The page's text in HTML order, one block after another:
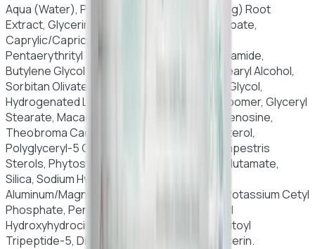
Aqua (Water), Panax Ginseng (Asian Ginseng) Root
Extract, Glycerin, Dipropylene Glycol Dibenzoate,
Caprylic/Capric Triglyceride, 1,2-Hexanediol,
Pentaerythrityl Tetraethylhexanoate, Niacinamide,
Butylene Glycol Dicaprylate/Dicaprate, Cetearyl Alcohol,
Sorbitan Olivate, Cetearyl Olivate, Butylene Glycol,
Hydrogenated Lecithin, Tromethamine, Carbomer, Glyceryl
Stearate, Macadamia Ternifolia Seed Oil, Adenosine,
Theobroma Cacao Extract, Dextrin, Cholesterol,
Polyglyceryl-5 Oleate, Retinal, Brassica Campestris
Sterols, Phytosteryl/Octyldodecyl Lauroyl Glutamate,
Silica, Sodium Hyaluronate, Tocopherol,
Aluminum/Magnesium Hydroxide Stearate, Potassium Cetyl
Phosphate, Pentaerythrityl Tetra-Di-T-Butyl
Hydroxyhydrocinnamate, Ceramide NP, Palmitoyl
Tripeptide-5, Disodium EDTA, Ethylhexylglycerin.